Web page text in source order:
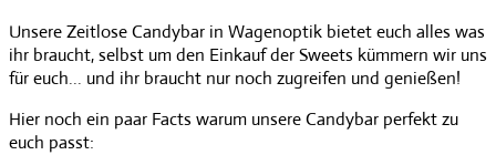
Unsere Zeitlose Candybar in Wagenoptik bietet euch alles was
ihr braucht, selbst um den Einkauf der Sweets kümmern wir uns
für euch... und ihr braucht nur noch zugreifen und genießen!
Hier noch ein paar Facts warum unsere Candybar perfekt zu
euch passt: